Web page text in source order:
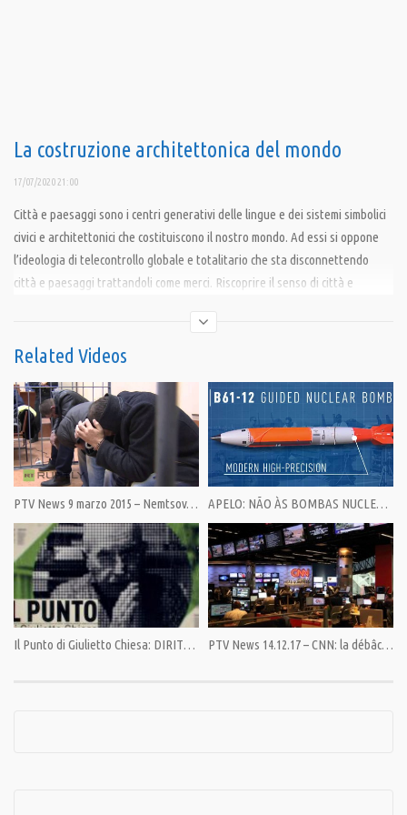
La costruzione architettonica del mondo
17/07/2020 21:00
Città e paesaggi sono i centri generativi delle lingue e dei sistemi simbolici
civici e architettonici che costituiscono il nostro mondo. Ad essi si oppone
l’ideologia di telecontrollo globale e totalitario che sta disconnettendo
città e paesaggi trattandoli come merci. Riscoprire il senso di città e
sociali ed economici che ci conducono all’estinzione. Parliamo di questo con
l’architetto urbanista Sergio Los, autore di “Città e paesaggi come sistemi
Condividi
Category:PrimoPiano,Speciali
Related Videos
PTV News 9 marzo 2015 – Nemtsov. Una pista cecena che porta a Kiev APELO: NÃO ÀS BOMBAS NUCLEARES NA ITÁLIA
Il Punto di Giulietto Chiesa: DIRITTI UMANI IN EUROPA. DOVE SONO FINITI? PTV News 14.12.17 – CNN: la débâcle della credibilità del giornalismo USA